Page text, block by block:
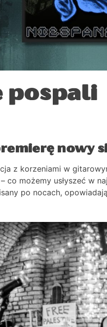
pospali
nowy
z korzeniami w
możemy usłyszeć w
po nocach,